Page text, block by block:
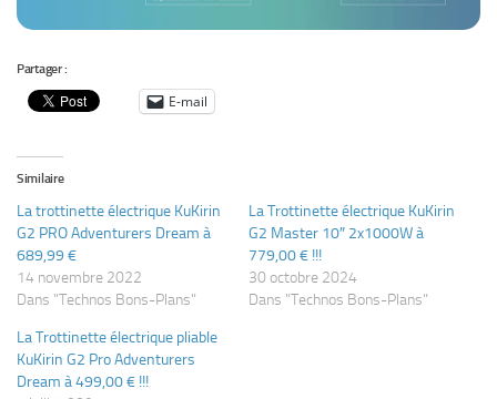
Partager :
E-mail
Similaire
La trottinette électrique KuKirin
G2 PRO Adventurers Dream à
689,99 €
14 novembre 2022
Dans "Technos Bons-Plans"
La Trottinette électrique KuKirin
G2 Master 10″ 2x1000W à
779,00 € !!!
30 octobre 2024
Dans "Technos Bons-Plans"
La Trottinette électrique pliable
KuKirin G2 Pro Adventurers
Dream à 499,00 € !!!